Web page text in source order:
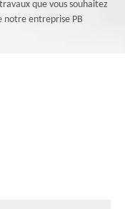
que vous souhaitez
notre entreprise PB